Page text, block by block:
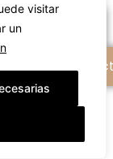
visitar
un
un email
de